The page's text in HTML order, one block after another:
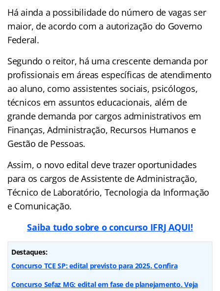
Há ainda a possibilidade do número de vagas ser
maior, de acordo com a autorização do Governo
Federal.
Segundo o reitor, há uma crescente demanda por
profissionais em áreas específicas de atendimento
ao aluno, como assistentes sociais, psicólogos,
técnicos em assuntos educacionais, além de
grande demanda por cargos administrativos em
Finanças, Administração, Recursos Humanos e
Gestão de Pessoas.
Assim, o novo edital deve trazer oportunidades
para os cargos de Assistente de Administração,
Técnico de Laboratório, Tecnologia da Informação
e Comunicação.
Saiba tudo sobre o concurso IFRJ AQUI!
Destaques:
Concurso TCE SP: edital previsto para 2025. Confira
Concurso Sefaz MG: edital em fase de planejamento. Veja